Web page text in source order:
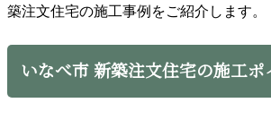
築注文住宅の施工事例をご紹介します。
いなべ市 新築注文住宅の施工ポ